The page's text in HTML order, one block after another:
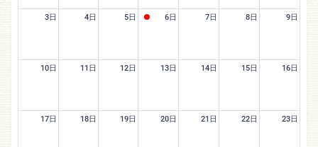
3日 4日 5日 6日 7日 8日 9日
10日 11日 12日 13日 14日 15日 16日
17日 18日 19日 20日 21日 22日 23日